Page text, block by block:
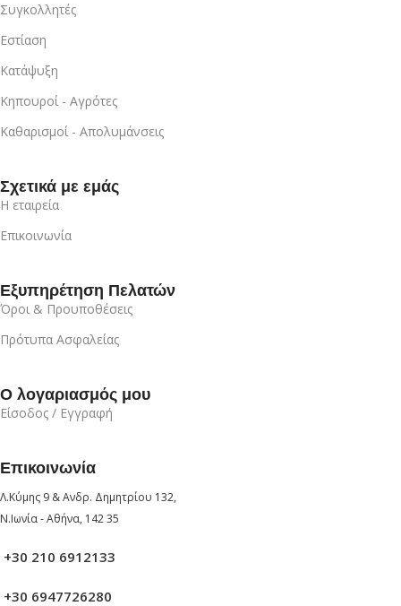
Συγκολλητές
Εστίαση
Κατάψυξη
Κηπουροί - Αγρότες
Καθαρισμοί - Απολυμάνσεις
Σχετικά με εμάς
Η εταιρεία
Επικοινωνία
Εξυπηρέτηση Πελατών
Όροι & Προυποθέσεις
Πρότυπα Ασφαλείας
Ο λογαριασμός μου
Είσοδος / Εγγραφή
Επικοινωνία
Λ.Κύμης 9 & Ανδρ. Δημητρίου 132,
Ν.Ιωνία - Αθήνα, 142 35
+30 210 6912133
+30 6947726280